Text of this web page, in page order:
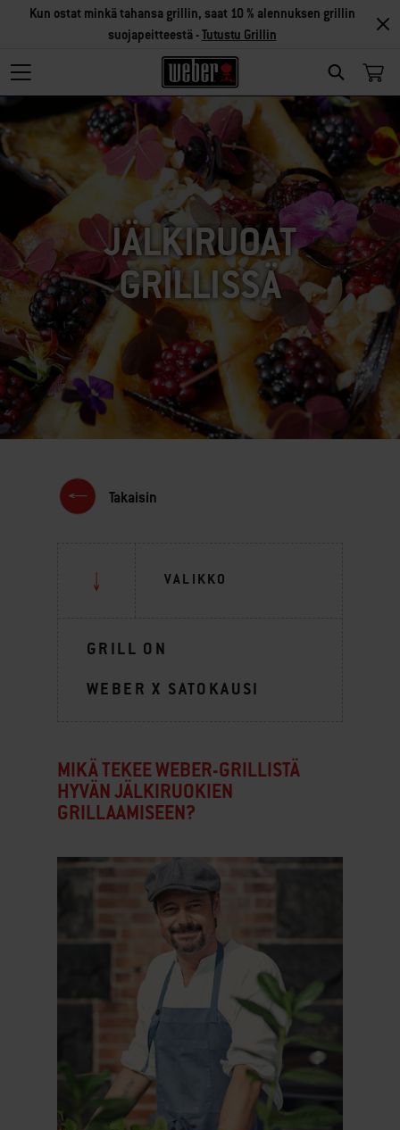
SEARCH
Kun ostat minkä tahansa grillin, saat 10 % alennuksen grillin
suojapeitteestä -Tutustu Grillin
JÄLKIRUOAT
GRILLISSÄ
Takaisin
VALIKKO
GRILL ON
WEBER X SATOKAUSI
MIKÄ TEKEE WEBER-GRILLISTÄ
HYVÄN JÄLKIRUOKIEN
GRILLAAMISEEN?